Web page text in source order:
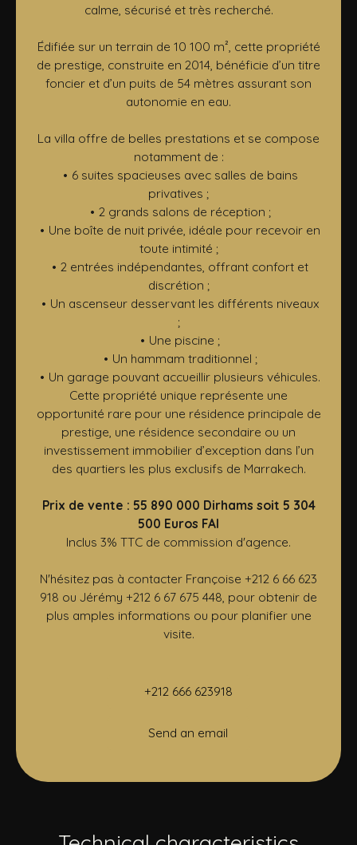
calme, sécurisé et très recherché.
Édifiée sur un terrain de 10 100 m², cette propriété
de prestige, construite en 2014, bénéficie d’un titre
foncier et d’un puits de 54 mètres assurant son
autonomie en eau.
La villa offre de belles prestations et se compose
notamment de :
6 suites spacieuses avec salles de bains
privatives ;
2 grands salons de réception ;
Une boîte de nuit privée, idéale pour recevoir en
toute intimité ;
2 entrées indépendantes, offrant confort et
discrétion ;
Un ascenseur desservant les différents niveaux
;
Une piscine ;
Un hammam traditionnel ;
Un garage pouvant accueillir plusieurs véhicules.
Cette propriété unique représente une
opportunité rare pour une résidence principale de
prestige, une résidence secondaire ou un
investissement immobilier d’exception dans l’un
des quartiers les plus exclusifs de Marrakech.
Prix de vente : 55 890 000 Dirhams soit 5 304
500 Euros FAI
Inclus 3% TTC de commission d'agence.
N'hésitez pas à contacter Françoise +212 6 66 623
918 ou Jérémy +212 6 67 675 448, pour obtenir de
plus amples informations ou pour planifier une
visite.
+212 666 623918
Send an email